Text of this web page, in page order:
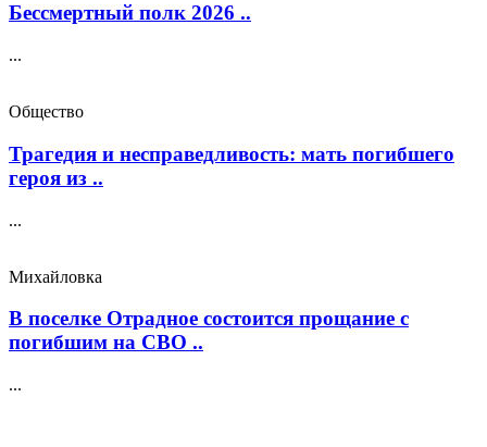
Бессмертный полк 2026 ..
...
Общество
Трагедия и несправедливость: мать погибшего
героя из ..
...
Михайловка
В поселке Отрадное состоится прощание с
погибшим на СВО ..
...